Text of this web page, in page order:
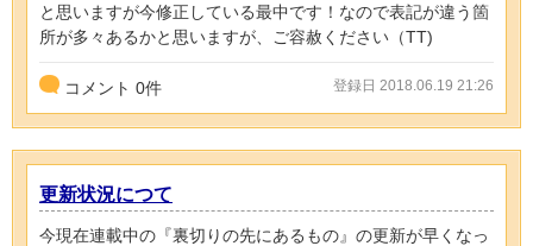
と思いますが今修正している最中です！なので表記が違う箇
所が多々あるかと思いますが、ご容赦ください（TT)
コメント 0件 登録日 2018.06.19 21:26
更新状況につて
今現在連載中の『裏切りの先にあるもの』の更新が早くなっ